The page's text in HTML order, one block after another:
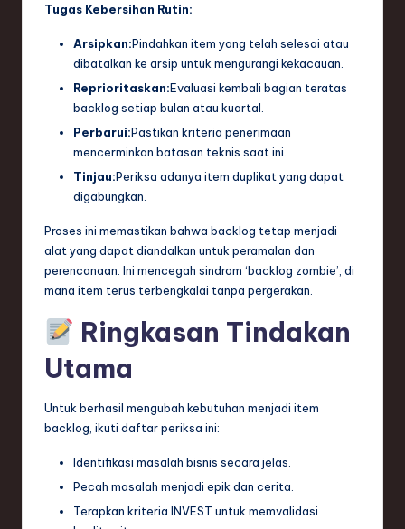
Tugas Kebersihan Rutin:
Arsipkan:Pindahkan item yang telah selesai atau
dibatalkan ke arsip untuk mengurangi kekacauan.
Reprioritaskan:Evaluasi kembali bagian teratas
backlog setiap bulan atau kuartal.
Perbarui:Pastikan kriteria penerimaan
mencerminkan batasan teknis saat ini.
Tinjau:Periksa adanya item duplikat yang dapat
digabungkan.
Proses ini memastikan bahwa backlog tetap menjadi
alat yang dapat diandalkan untuk peramalan dan
perencanaan. Ini mencegah sindrom ‘backlog zombie’, di
mana item terus terbengkalai tanpa pergerakan.
Ringkasan Tindakan
Utama
Untuk berhasil mengubah kebutuhan menjadi item
backlog, ikuti daftar periksa ini:
Identifikasi masalah bisnis secara jelas.
Pecah masalah menjadi epik dan cerita.
Terapkan kriteria INVEST untuk memvalidasi